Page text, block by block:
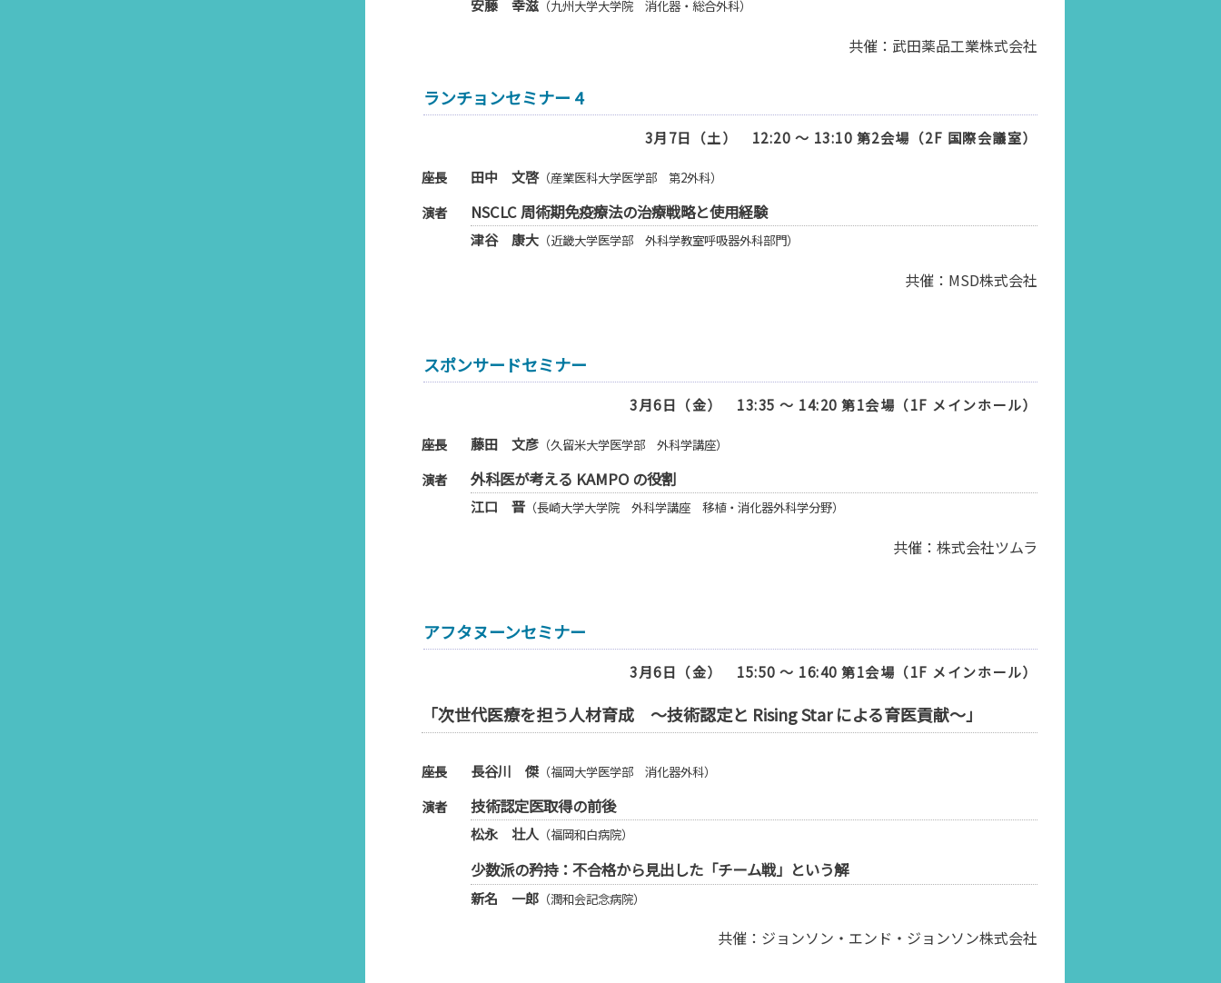
安藤 幸滋（九州大学大学院 消化器・総合外科）
共催：武田薬品工業株式会社
ランチョンセミナー 4
3月7日（土） 12:20 ～ 13:10 第2会場（2F 国際会議室）
座長 田中 文啓（産業医科大学医学部 第2外科）
演者 NSCLC 周術期免疫療法の治療戦略と使用経験
津谷 康大（近畿大学医学部 外科学教室呼吸器外科部門）
共催：MSD株式会社
スポンサードセミナー
3月6日（金） 13:35 ～ 14:20 第1会場（1F メインホール）
座長 藤田 文彦（久留米大学医学部 外科学講座）
演者 外科医が考える KAMPO の役割
江口 晋（長崎大学大学院 外科学講座 移植・消化器外科学分野）
共催：株式会社ツムラ
アフタヌーンセミナー
3月6日（金） 15:50 ～ 16:40 第1会場（1F メインホール）
「次世代医療を担う人材育成 ～技術認定と Rising Star による育医貢献～」
座長 長谷川 傑（福岡大学医学部 消化器外科）
演者 技術認定医取得の前後
松永 壮人（福岡和白病院）
少数派の矜持：不合格から見出した「チーム戦」という解
新名 一郎（潤和会記念病院）
共催：ジョンソン・エンド・ジョンソン株式会社